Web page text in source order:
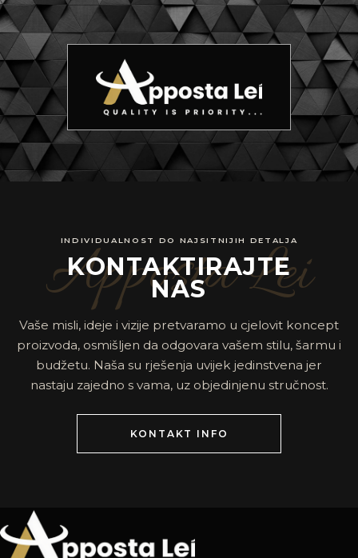
Apposta Lei
INDIVIDUALNOST DO NAJSITNIJIH DETALJA
KONTAKTIRAJTE
NAS
Vaše misli, ideje i vizije pretvaramo u cjelovit koncept
proizvoda, osmišljen da odgovara vašem stilu, šarmu i
budžetu. Naša su rješenja uvijek jedinstvena jer
nastaju zajedno s vama, uz objedinjenu stručnost.
KONTAKT INFO